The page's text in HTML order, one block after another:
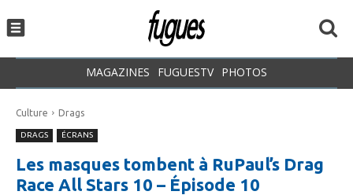
MAGAZINES FUGUESTV PHOTOS
Culture Drags
DRAGS ÉCRANS
Les masques tombent à RuPaul’s Drag
Race All Stars 10 – Épisode 10